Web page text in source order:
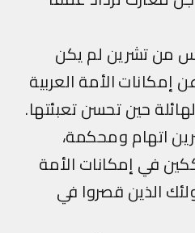
تشرين لم يكن
الأمة العربية
حين تحسن تعبئتها.
ومحكمة،
إمكانات الأمة
قصروا في